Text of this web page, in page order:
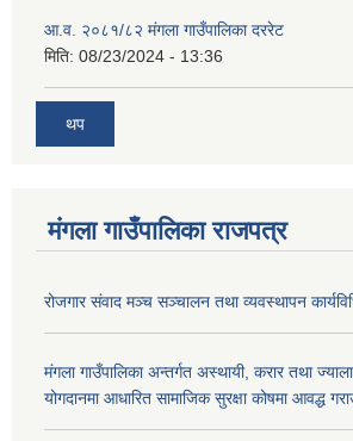
आ.व. २०८१/८२ मंगला गाउँपालिका दररेट
मिति: 08/23/2024 - 13:36
थप
मंगला गाउँपालिका राजपत्र
रोजगार संवाद मञ्च सञ्चालन तथा व्यवस्थापन
मंगला गाउँपालिका अन्तर्गत अस्थायी, करार तथा
योगदानमा आधारित सामाजिक सुरक्षा कोषमा आवद्ध